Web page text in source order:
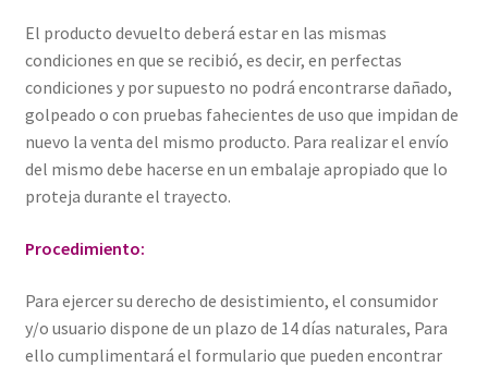
El producto devuelto deberá estar en las mismas
condiciones en que se recibió, es decir, en perfectas
condiciones y por supuesto no podrá encontrarse dañado,
golpeado o con pruebas fahecientes de uso que impidan de
nuevo la venta del mismo producto. Para realizar el envío
del mismo debe hacerse en un embalaje apropiado que lo
proteja durante el trayecto.
Procedimiento:
Para ejercer su derecho de desistimiento, el consumidor
y/o usuario dispone de un plazo de 14 días naturales, Para
ello cumplimentará el formulario que pueden encontrar